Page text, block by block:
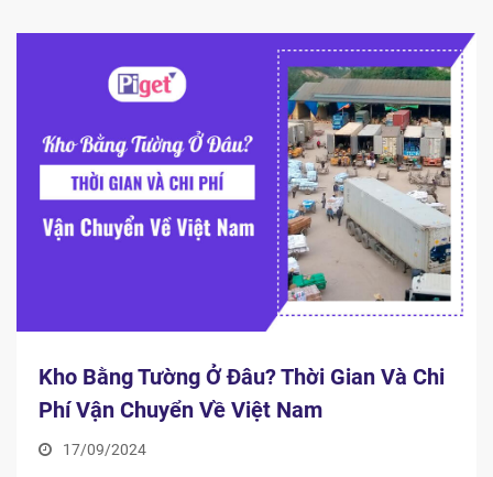
ngày sale 9.9 trên các sàn thương mại điện tử có gì
Kho Bằng Tường Ở Đâu? Thời Gian Và Chi
Phí Vận Chuyển Về Việt Nam
17/09/2024